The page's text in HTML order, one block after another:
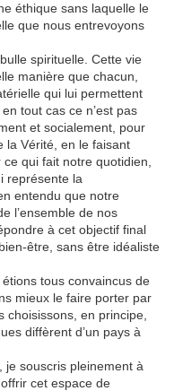
éthique sans laquelle le
que nous entrevoyons
spirituelle. Cette vie
manière que chacun,
qui lui permettent
tout cas ce n’est pas
et socialement, pour
la Vérité, en le faisant
qui fait notre quotidien,
représente la
entendu que notre
l’ensemble de nos
à cet objectif final
être, sans être idéaliste
tous convaincus de
mieux le faire porter par
en principe,
diffèrent d’un pays à
je souscris pleinement à
cet espace de